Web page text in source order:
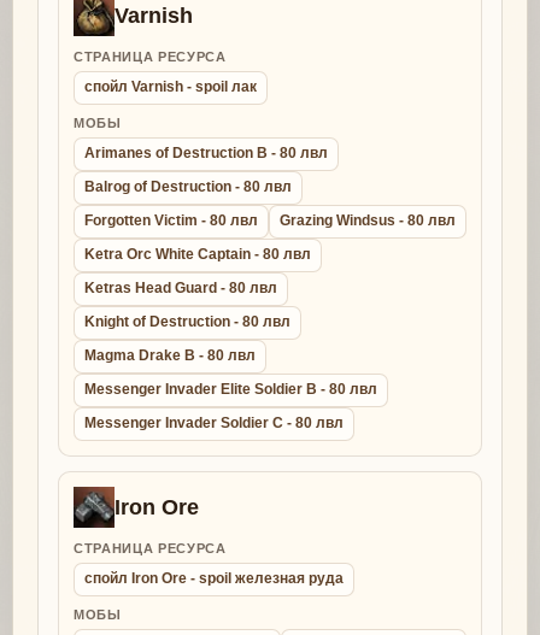
Varnish
СТРАНИЦА РЕСУРСА
спойл Varnish - spoil лак
МОБЫ
Arimanes of Destruction B - 80 лвл
Balrog of Destruction - 80 лвл
Forgotten Victim - 80 лвл
Grazing Windsus - 80 лвл
Ketra Orc White Captain - 80 лвл
Ketras Head Guard - 80 лвл
Knight of Destruction - 80 лвл
Magma Drake B - 80 лвл
Messenger Invader Elite Soldier B - 80 лвл
Messenger Invader Soldier C - 80 лвл
Iron Ore
СТРАНИЦА РЕСУРСА
спойл Iron Ore - spoil железная руда
МОБЫ